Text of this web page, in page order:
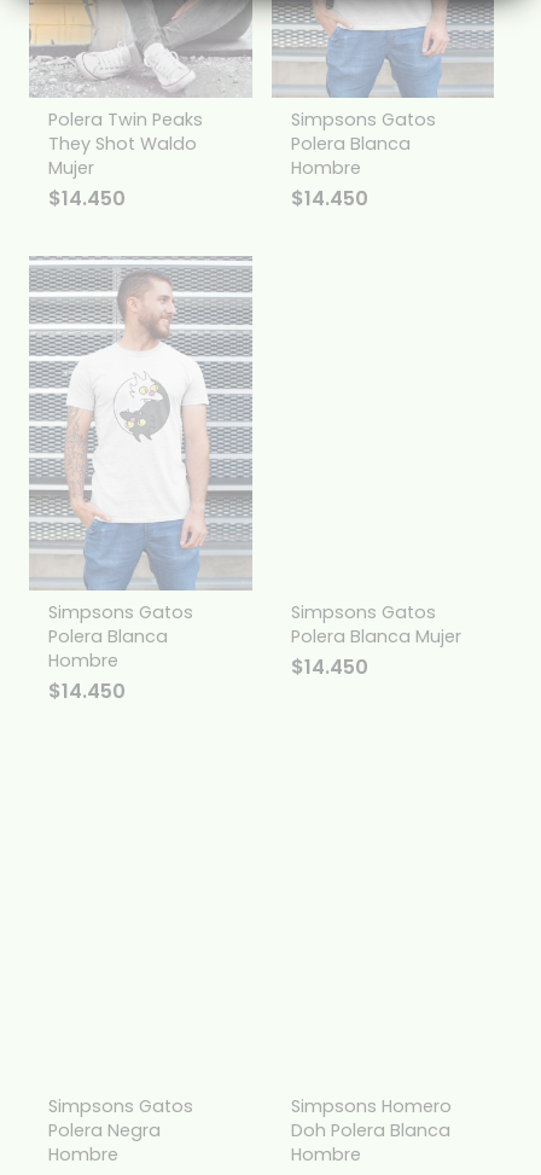
Polera Twin Peaks
They Shot Waldo
Mujer
$14.450
Simpsons Gatos
Polera Blanca
Hombre
$14.450
Simpsons Gatos
Polera Blanca
Hombre
$14.450
Simpsons Gatos
Polera Blanca Mujer
$14.450
Simpsons Gatos
Polera Negra
Hombre
Simpsons Homero
Doh Polera Blanca
Hombre